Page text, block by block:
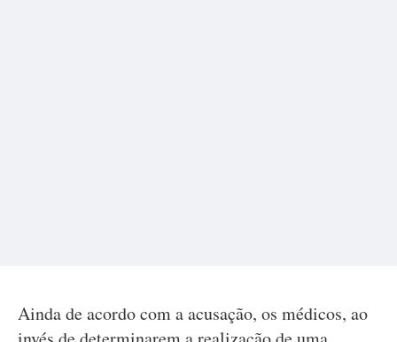
Ainda de acordo com a acusação, os médicos, ao